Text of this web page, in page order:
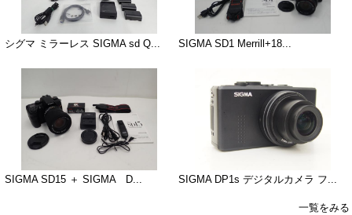
シグマ ミラーレス SIGMA sd Q... SIGMA SD1 Merrill+18...
SIGMA SD15 ＋ SIGMA D... SIGMA DP1s デジタルカメラ フ...
一覧をみる